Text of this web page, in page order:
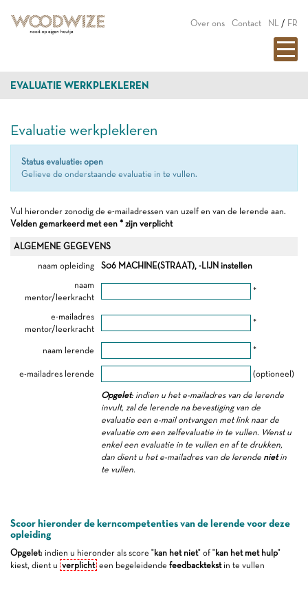
Over ons Contact NL / FR
EVALUATIE WERKPLEKLEREN
Evaluatie werkplekleren
Status evaluatie: open
Gelieve de onderstaande evaluatie in te vullen.
Vul hieronder zonodig de e-mailadressen van uzelf en van de lerende aan.
Velden gemarkeerd met een * zijn verplicht
ALGEMENE GEGEVENS
naam opleiding
S06 MACHINE(STRAAT), -LIJN instellen
naam
mentor/leerkracht
*
e-mailadres
mentor/leerkracht
*
naam lerende *
e-mailadres lerende (optioneel)
Opgelet: indien u het e-mailadres van de lerende
invult, zal de lerende na bevestiging van de
evaluatie een e-mail ontvangen met link naar de
evaluatie om een zelfevaluatie in te vullen. Wenst u
enkel een evaluatie in te vullen en af te drukken,
dan dient u het e-mailadres van de lerende nietin
te vullen.
Scoor hieronder de kerncompetenties van de lerende voor deze
opleiding
Opgelet: indien u hieronder als score "kan het niet" of "kan het met hulp"
kiest, dient u verplicht een begeleidende feedbacktekstin te vullen